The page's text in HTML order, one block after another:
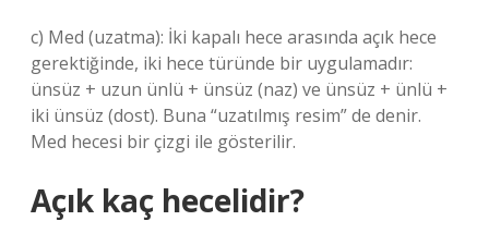
c) Med (uzatma): İki kapalı hece arasında açık hece
gerektiğinde, iki hece türünde bir uygulamadır:
ünsüz + uzun ünlü + ünsüz (naz) ve ünsüz + ünlü +
iki ünsüz (dost). Buna “uzatılmış resim” de denir.
Med hecesi bir çizgi ile gösterilir.
Açık kaç hecelidir?